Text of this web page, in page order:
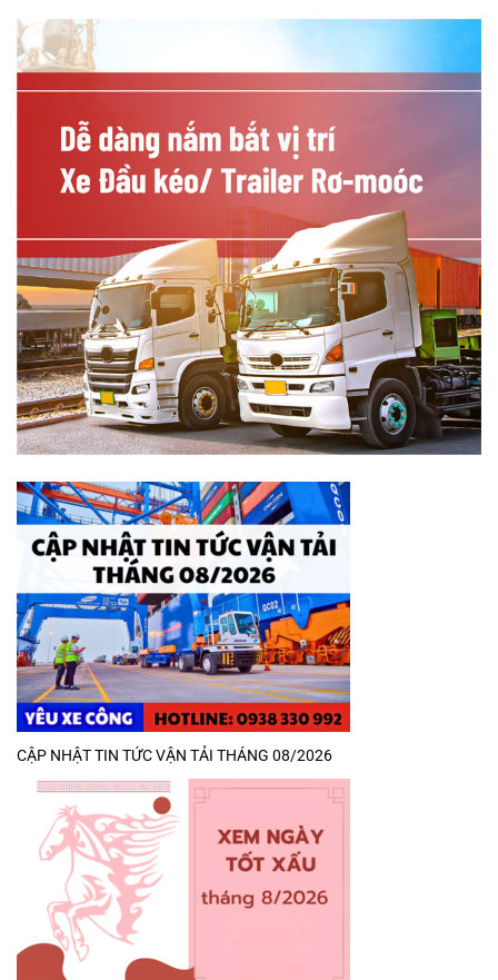
CẬP NHẬT TIN TỨC VẬN TẢI THÁNG 08/2026